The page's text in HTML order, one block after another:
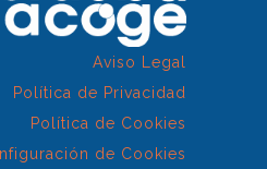
Aviso Legal
Política de Privacidad
Política de Cookies
de Cookies